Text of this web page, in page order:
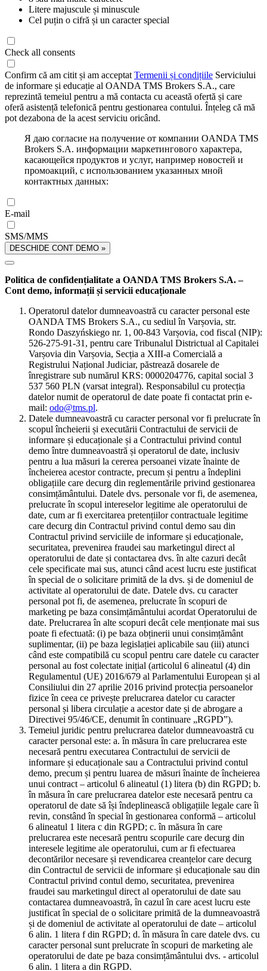
Litere majuscule și minuscule
Cel puțin o cifră și un caracter special
Check all consents
Confirm că am citit și am acceptat Termenii și condițiile Serviciului
de informare și educație al OANDA TMS Brokers S.A., care
reprezintă temeiul pentru a mă contacta cu această ofertă și care
oferă asistență telefonică pentru gestionarea contului. Înțeleg că mă
pot dezabona de la acest serviciu oricând.
Я даю согласие на получение от компании OANDA TMS
Brokers S.A. информации маркетингового характера,
касающейся продуктов и услуг, например новостей и
промоакций, с использованием указанных мной
контактных данных:
E-mail
SMS/MMS
DESCHIDE CONT DEMO »
Politica de confidențialitate a OANDA TMS Brokers S.A. –
Cont demo, informații și servicii educaționale
Operatorul datelor dumneavoastră cu caracter personal este
OANDA TMS Brokers S.A., cu sediul în Varșovia, str.
Rondo Daszyńskiego nr. 1, 00-843 Varșovia, cod fiscal (NIP):
526-275-91-31, pentru care Tribunalul Districtual al Capitalei
Varșovia din Varșovia, Secția a XIII-a Comercială a
Registrului Național Judiciar, păstrează dosarele de
înregistrare sub numărul KRS: 0000204776, capital social 3
537 560 PLN (varsat integral). Responsabilul cu protecția
datelor numit de operatorul de date poate fi contactat prin e-
mail: odo@tms.pl.
Datele dumneavoastră cu caracter personal vor fi prelucrate în
scopul încheierii și executării Contractului de servicii de
informare și educaționale și a Contractului privind contul
demo între dumneavoastră și operatorul de date, inclusiv
pentru a lua măsuri la cererea persoanei vizate înainte de
încheierea acestor contracte, precum și pentru a îndeplini
obligațiile care decurg din reglementările privind gestionarea
consimțământului. Datele dvs. personale vor fi, de asemenea,
prelucrate în scopul intereselor legitime ale operatorului de
date, cum ar fi exercitarea pretențiilor contractuale legitime
care decurg din Contractul privind contul demo sau din
Contractul privind serviciile de informare și educaționale,
securitatea, prevenirea fraudei sau marketingul direct al
operatorului de date și contactarea dvs. în alte cazuri decât
cele specificate mai sus, atunci când acest lucru este justificat
în special de o solicitare primită de la dvs. și de domeniul de
activitate al operatorului de date. Datele dvs. cu caracter
personal pot fi, de asemenea, prelucrate în scopuri de
marketing pe baza consimțământului acordat Operatorului de
date. Prelucrarea în alte scopuri decât cele menționate mai sus
poate fi efectuată: (i) pe baza obținerii unui consimțământ
suplimentar, (ii) pe baza legislației aplicabile sau (iii) atunci
când este compatibilă cu scopul pentru care datele cu caracter
personal au fost colectate inițial (articolul 6 alineatul (4) din
Regulamentul (UE) 2016/679 al Parlamentului European și al
Consiliului din 27 aprilie 2016 privind protecția persoanelor
fizice în ceea ce privește prelucrarea datelor cu caracter
personal și libera circulație a acestor date și de abrogare a
Directivei 95/46/CE, denumit în continuare „RGPD”).
Temeiul juridic pentru prelucrarea datelor dumneavoastră cu
caracter personal este: a. în măsura în care prelucrarea este
necesară pentru executarea Contractului de servicii de
informare și educaționale sau a Contractului privind contul
demo, precum și pentru luarea de măsuri înainte de încheierea
unui contract – articolul 6 alineatul (1) litera (b) din RGPD; b.
în măsura în care prelucrarea datelor este necesară pentru ca
operatorul de date să își îndeplinească obligațiile legale care îi
revin, constând în special în gestionarea conformă – articolul
6 alineatul 1 litera c din RGPD; c. în măsura în care
prelucrarea este necesară pentru scopurile care decurg din
interesele legitime ale operatorului, cum ar fi efectuarea
decontărilor necesare și revendicarea creanțelor care decurg
din Contractul de servicii de informare și educaționale sau din
Contractul privind contul demo, securitatea, prevenirea
fraudei sau marketingul direct al operatorului de date sau
contactarea dumneavoastră, în cazul în care acest lucru este
justificat în special de o solicitare primită de la dumneavoastră
și de domeniul de activitate al operatorului de date – articolul
6 alin. 1 litera f din RGPD; d. în măsura în care datele dvs. cu
caracter personal sunt prelucrate în scopuri de marketing ale
operatorului de date pe baza consimțământului dvs. - articolul
6 alin. 1 litera a din RGPD.